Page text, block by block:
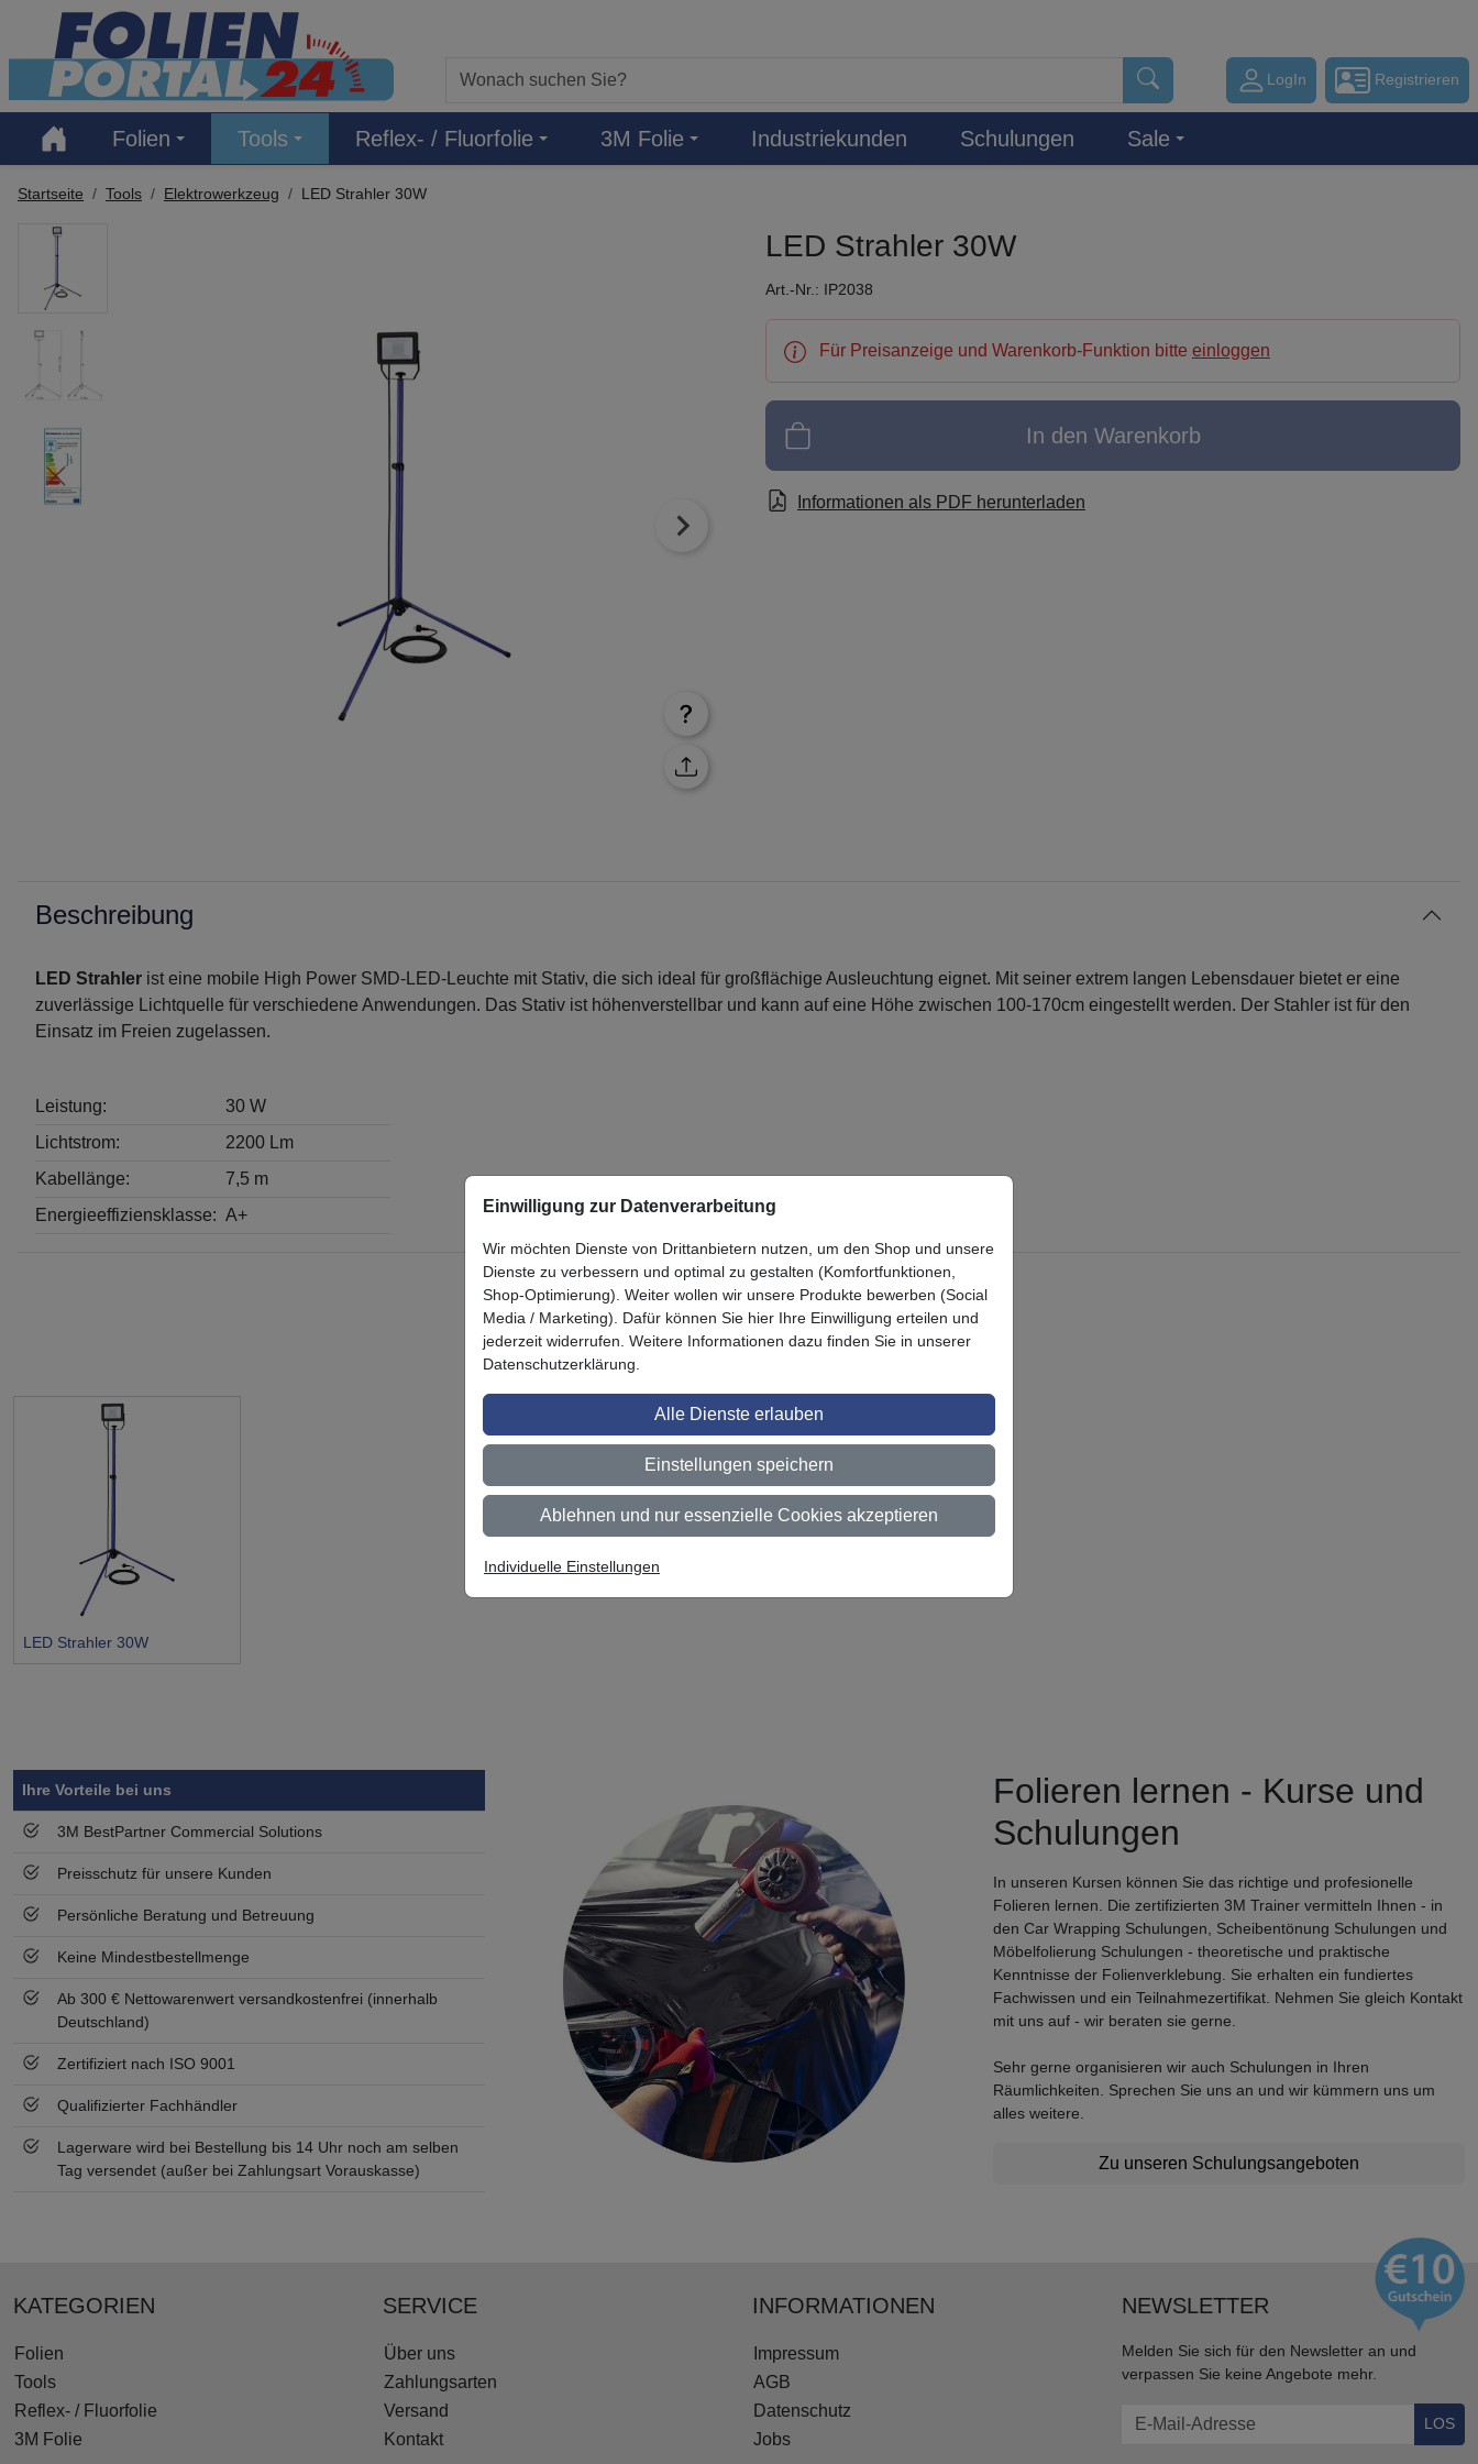
Hauptregion der Seite anspringen
LogIn Registrieren
Folien Tools Reflex- / Fluorfolie 3M Folie Industriekunden Schulungen Sale
Startseite Tools Elektrowerkzeug LED Strahler 30W
LED Strahler 30W
Art.-Nr.: IP2038
Für Preisanzeige und Warenkorb-Funktion bitte einloggen
In den Warenkorb
Informationen als PDF herunterladen
Beschreibung
LED Strahler ist eine mobile High Power SMD-LED-Leuchte mit Stativ, die sich ideal für großflächige Ausleuchtung eignet. Mit seiner extrem langen Lebensdauer bietet er eine
zuverlässige Lichtquelle für verschiedene Anwendungen. Das Stativ ist höhenverstellbar und kann auf eine Höhe zwischen 100-170cm eingestellt werden. Der Stahler ist für den
Einsatz im Freien zugelassen.
Leistung:
30 W
Lichtstrom:
2200 Lm
Kabellänge:
7,5 m
Energieeffiziensklasse: A+
Zuletzt angesehen
LED Strahler 30W
Ihre Vorteile bei uns
3M BestPartner Commercial Solutions
Preisschutz für unsere Kunden
Persönliche Beratung und Betreuung
Keine Mindestbestellmenge
Ab 300 € Nettowarenwert versandkostenfrei (innerhalb
Deutschland)
Zertifiziert nach ISO 9001
Qualifizierter Fachhändler
Lagerware wird bei Bestellung bis 14 Uhr noch am selben
Tag versendet (außer bei Zahlungsart Vorauskasse)
Folieren lernen - Kurse und
Schulungen
In unseren Kursen können Sie das richtige und profesionelle
Folieren lernen. Die zertifizierten 3M Trainer vermitteln Ihnen - in
den Car Wrapping Schulungen, Scheibentönung Schulungen und
Möbelfolierung Schulungen - theoretische und praktische
Kenntnisse der Folienverklebung. Sie erhalten ein fundiertes
Fachwissen und ein Teilnahmezertifikat. Nehmen Sie gleich Kontakt
mit uns auf - wir beraten sie gerne.
Sehr gerne organisieren wir auch Schulungen in Ihren
Räumlichkeiten. Sprechen Sie uns an und wir kümmern uns um
alles weitere.
Zu unseren Schulungsangeboten
KATEGORIEN
Folien
Tools
Reflex- / Fluorfolie
3M Folie
SERVICE
Über uns
Zahlungsarten
Versand
Kontakt
INFORMATIONEN
Impressum
AGB
Datenschutz
Jobs
NEWSLETTER
Melden Sie sich für den Newsletter an und
verpassen Sie keine Angebote mehr.
LOS
Einwilligung zur Datenverarbeitung
Wir möchten Dienste von Drittanbietern nutzen, um den Shop und unsere
Dienste zu verbessern und optimal zu gestalten (Komfortfunktionen,
Shop-Optimierung). Weiter wollen wir unsere Produkte bewerben (Social
Media / Marketing). Dafür können Sie hier Ihre Einwilligung erteilen und
jederzeit widerrufen. Weitere Informationen dazu finden Sie in unserer
Datenschutzerklärung.
Alle Dienste erlauben
Einstellungen speichern
Ablehnen und nur essenzielle Cookies akzeptieren
Individuelle Einstellungen